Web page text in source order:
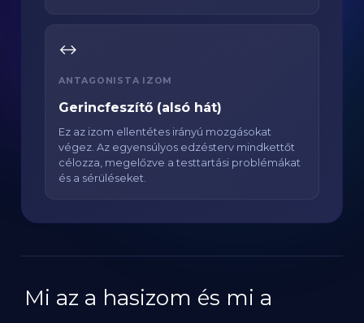
↔️
ANTAGONISTA IZOM
Gerincfeszítő (alsó hát)
Ez az izom ellentétes irányú mozgásokat
végez. Az egyensúlyos edzésterv mindkettőt
célozza, megelőzve a testtartási problémákat
és a sérüléseket.
Mi az a hasizom és mi a